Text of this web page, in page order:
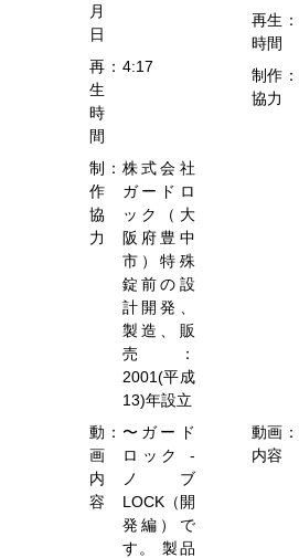
月
日
再
生
時
間
： 4:17
制
作
協
力
： 株式会社
ガードロ
ック（大
阪府豊中
市）特殊
錠前の設
計開発、
製造、販
売：
2001(平成
13)年設立
動
画
内
容
： 〜ガード
ロック -
ノブ
LOCK（開
発編）で
す。 製品
再生
時間
：
制作
協力
：
動画
内容
：